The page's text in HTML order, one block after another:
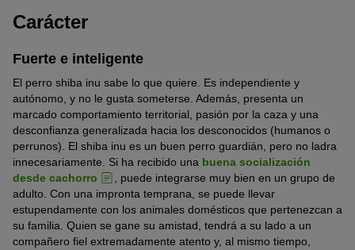
Carácter
Fuerte e inteligente
El perro shiba inu sabe lo que quiere. Es independiente y
autónomo, y no le gusta someterse. Además, presenta un
marcado comportamiento territorial, pasión por la caza y una
desconfianza generalizada hacia los desconocidos (humanos o
perrunos). El shiba inu es un buen perro guardián, pero no ladra
innecesariamente. Si ha recibido una buena socialización
desde cachorro
, puede integrarse muy bien en un grupo de
adulto. Con una impronta temprana, se puede llevar
estupendamente con los animales domésticos que pertenezcan a
su familia. Quien se gane su amistad, tendrá a su lado a un
compañero fiel extremadamente atento y, al mismo tiempo,